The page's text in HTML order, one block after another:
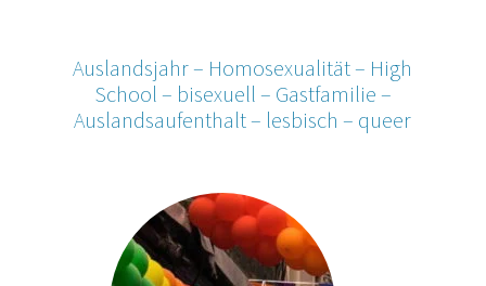
Auslandsjahr – Homosexualität – High
School – bisexuell – Gastfamilie –
Auslandsaufenthalt – lesbisch – queer